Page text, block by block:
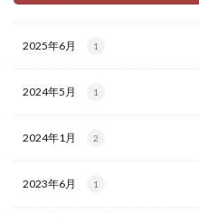
2025年6月 1
2024年5月 1
2024年1月 2
2023年6月 1